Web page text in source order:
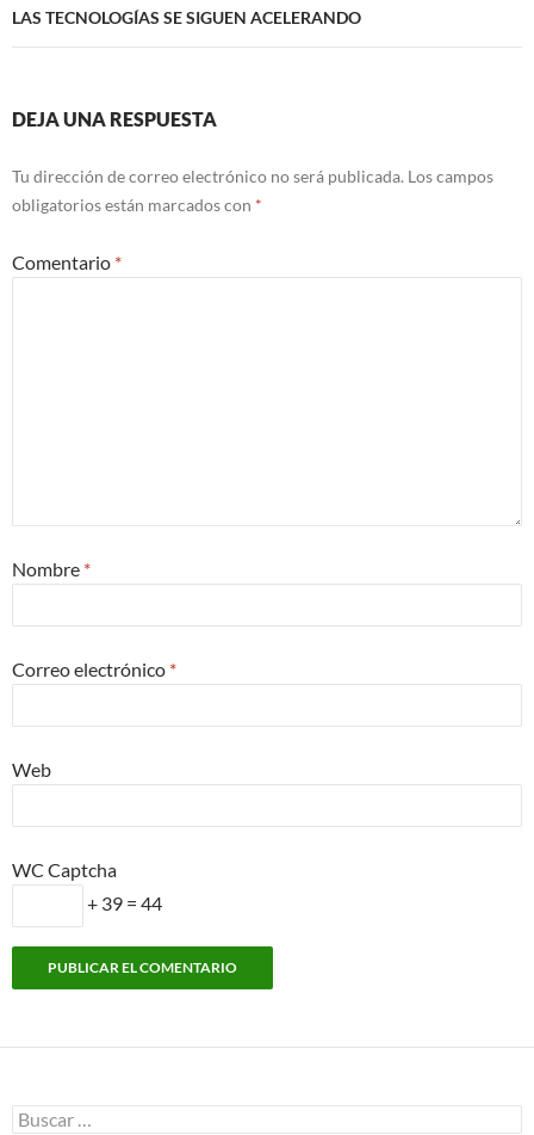
LAS TECNOLOGÍAS SE SIGUEN ACELERANDO
DEJA UNA RESPUESTA
Tu dirección de correo electrónico no será publicada. Los campos
obligatorios están marcados con *
Comentario *
Nombre *
Correo electrónico *
Web
WC Captcha
+ 39 = 44
Buscar: